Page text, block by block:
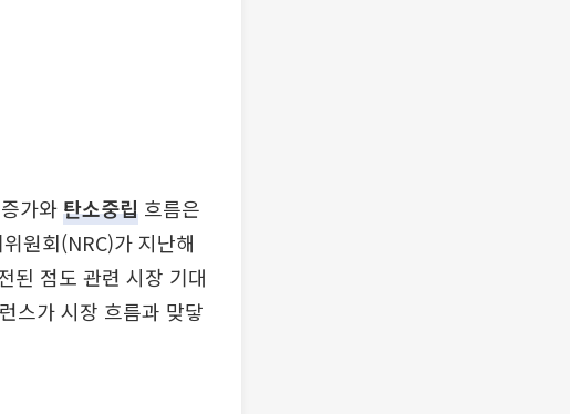
가와탄소중립 흐름은
원회(NRC)가 지난해
된 점도 관련 시장 기대
스가 시장 흐름과 맞닿